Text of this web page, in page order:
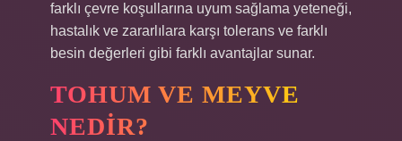
farklı çevre koşullarına uyum sağlama yeteneği,
hastalık ve zararlılara karşı tolerans ve farklı
besin değerleri gibi farklı avantajlar sunar.
TOHUM VE MEYVE
NEDIR?